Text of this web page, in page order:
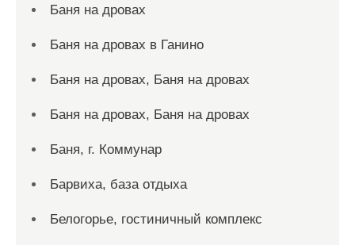
Баня на дровах
Баня на дровах в Ганино
Баня на дровах, Баня на дровах
Баня на дровах, Баня на дровах
Баня, г. Коммунар
Барвиха, база отдыха
Белогорье, гостиничный комплекс